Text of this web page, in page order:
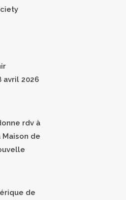
avril 2026
rdv à
Maison de
de